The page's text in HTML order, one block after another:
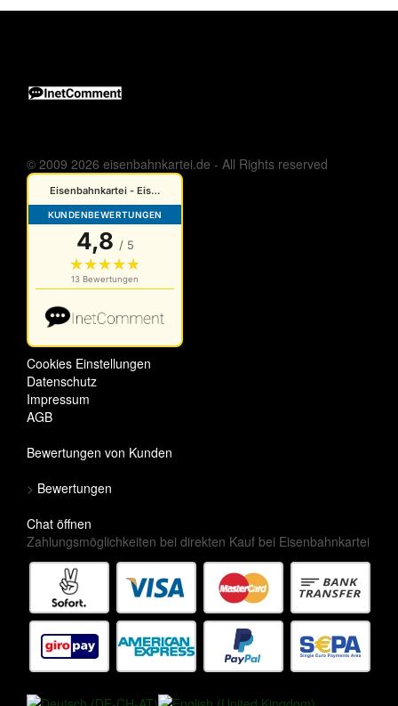
© 2009 2026 eisenbahnkartei.de - All Rights reserved
Cookies Einstellungen
Datenschutz
Impressum
AGB
Bewertungen von Kunden
> Bewertungen
Chat öffnen
Zahlungsmöglichkeiten bei direkten Kauf bei Eisenbahnkartei